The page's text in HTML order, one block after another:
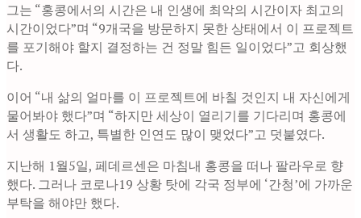
그는 “홍콩에서의 시간은 내 인생에 최악의 시간이자 최고의
시간이었다”며 “9개국을 방문하지 못한 상태에서 이 프로젝트
를 포기해야 할지 결정하는 건 정말 힘든 일이었다”고 회상했
다.
이어 “내 삶의 얼마를 이 프로젝트에 바칠 것인지 내 자신에게
물어봐야 했다”며 “하지만 세상이 열리기를 기다리며 홍콩에
서 생활도 하고, 특별한 인연도 많이 맺었다”고 덧붙였다.
지난해 1월5일, 페데르센은 마침내 홍콩을 떠나 팔라우로 향
했다. 그러나 코로나19 상황 탓에 각국 정부에 ‘간청’에 가까운
부탁을 해야만 했다.